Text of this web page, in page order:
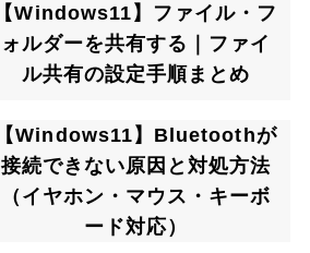
【Windows11】ファイル・フ
ォルダーを共有する｜ファイ
ル共有の設定手順まとめ
【Windows11】Bluetoothが
接続できない原因と対処方法
（イヤホン・マウス・キーボ
ード対応）